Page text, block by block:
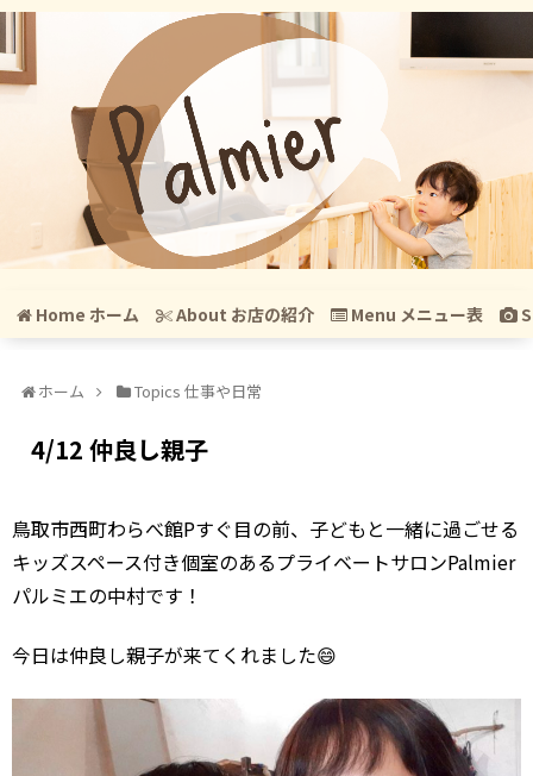
Home ホーム About お店の紹介 Menu メニュー表
ホーム Topics 仕事や日常
4/12 仲良し親子
鳥取市西町わらべ館Pすぐ目の前、子どもと一緒に過ごせる
キッズスペース付き個室のあるプライベートサロンPalmier
パルミエの中村です！
今日は仲良し親子が来てくれました😄